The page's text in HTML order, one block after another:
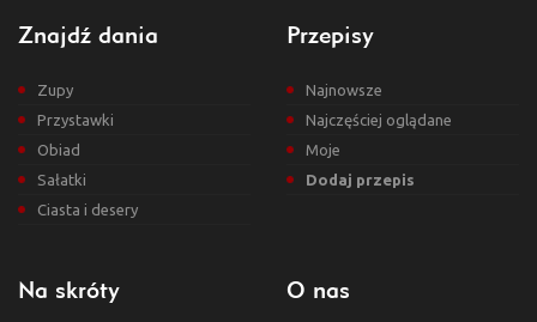
Znajdź dania
Zupy
Przystawki
Obiad
Sałatki
Ciasta i desery
Przepisy
Najnowsze
Najczęściej oglądane
Moje
Dodaj przepis
Na skróty O nas